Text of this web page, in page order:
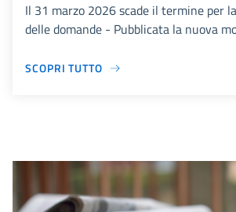
Il 31 marzo 2026 scade il termine per
delle domande - Pubblicata la nuova
SCOPRI TUTTO